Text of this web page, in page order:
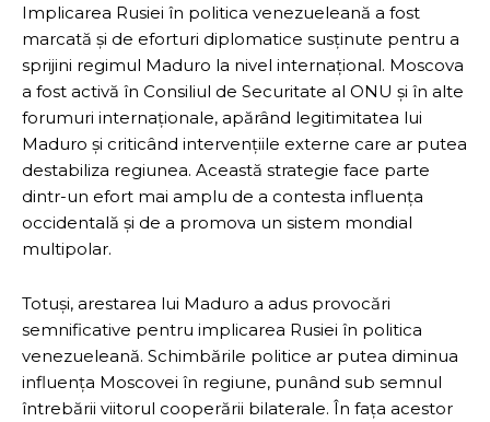
Implicarea Rusiei în politica venezueleană a fost
marcată și de eforturi diplomatice susținute pentru a
sprijini regimul Maduro la nivel internațional. Moscova
a fost activă în Consiliul de Securitate al ONU și în alte
forumuri internaționale, apărând legitimitatea lui
Maduro și criticând intervențiile externe care ar putea
destabiliza regiunea. Această strategie face parte
dintr-un efort mai amplu de a contesta influența
occidentală și de a promova un sistem mondial
multipolar.
Totuși, arestarea lui Maduro a adus provocări
semnificative pentru implicarea Rusiei în politica
venezueleană. Schimbările politice ar putea diminua
influența Moscovei în regiune, punând sub semnul
întrebării viitorul cooperării bilaterale. În fața acestor